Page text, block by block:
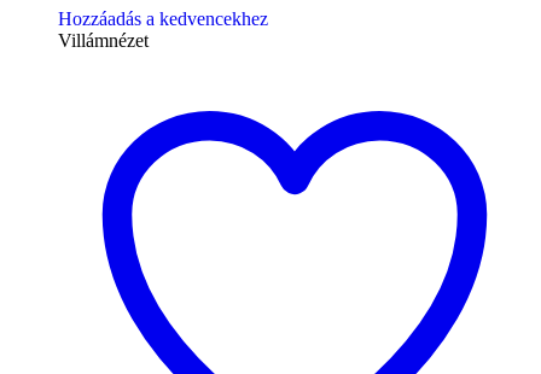
Hozzáadás a kedvencekhez
Villámnézet